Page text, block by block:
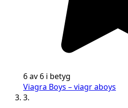
6 av 6 i betyg
Viagra Boys – viagr aboys
3.